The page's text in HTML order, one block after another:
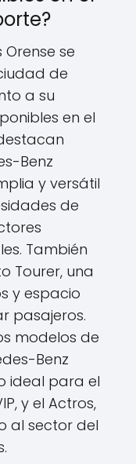
se
de
a su
en el
Benz
y versátil
de
También
Tourer, una
y espacio
pasajeros.
modelos de
Benz
ideal para el
y el Actros,
al sector del